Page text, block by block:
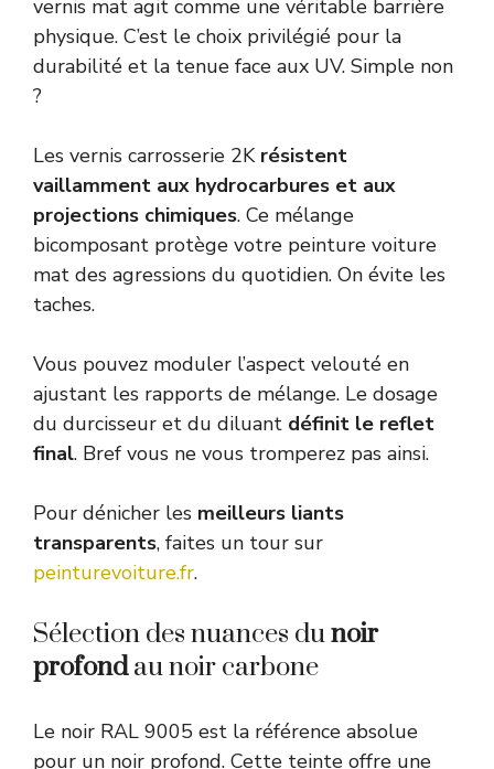
vernis mat agit comme une véritable barrière
physique. C’est le choix privilégié pour la
durabilité et la tenue face aux UV. Simple non
?
Les vernis carrosserie 2K résistent
vaillamment aux hydrocarbures et aux
projections chimiques. Ce mélange
bicomposant protège votre peinture voiture
mat des agressions du quotidien. On évite les
taches.
Vous pouvez moduler l’aspect velouté en
ajustant les rapports de mélange. Le dosage
du durcisseur et du diluant définit le reflet
final. Bref vous ne vous tromperez pas ainsi.
Pour dénicher les meilleurs liants
transparents, faites un tour sur
peinturevoiture.fr.
Sélection des nuances dunoir
profondau noir carbone
Le noir RAL 9005 est la référence absolue
pour un noir profond. Cette teinte offre une